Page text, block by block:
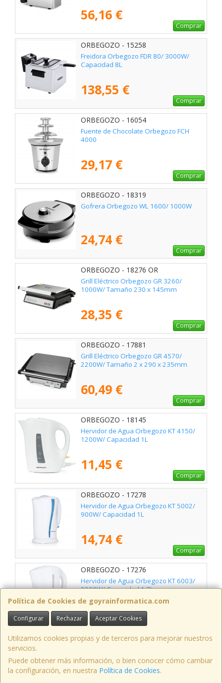
56,16 €
Comprar
ORBEGOZO - 15258
Freidora Orbegozo FDR 80/ 3000W/
Capacidad 8L
138,55 €
Comprar
ORBEGOZO - 16054
Fuente de Chocolate Orbegozo FCH
4000
29,17 €
Comprar
ORBEGOZO - 18319
Gofrera Orbegozo WL 1600/ 1000W
24,74 €
Comprar
ORBEGOZO - 18276 OR
Grill Eléctrico Orbegozo GR 3260/
1000W/ Tamaño 230 x 145mm
28,35 €
Comprar
ORBEGOZO - 17881
Grill Eléctrico Orbegozo GR 4570/
2200W/ Tamaño 2 x 290 x 235mm
60,49 €
Comprar
ORBEGOZO - 18145
Hervidor de Agua Orbegozo KT 4150/
1200W/ Capacidad 1L
11,45 €
Comprar
ORBEGOZO - 17278
Hervidor de Agua Orbegozo KT 5002/
900W/ Capacidad 1L
14,74 €
Comprar
ORBEGOZO - 17276
Hervidor de Agua Orbegozo KT 6003/
2200W/ Capacidad 1.7L
18,15 €
ORBEGOZO - 17140 OR
Hervidor de Agua Orbegozo KT 6022/
1100W/ Capacidad 0.8L
Política de Cookies de goyrainformatica.com
Configurar Rechazar Aceptar Cookies
Utilizamos cookies propias y de terceros para mejorar nuestros
servicios.
Puede obtener más información, o bien conocer cómo cambiar
la configuración, en nuestra Política de Cookies.